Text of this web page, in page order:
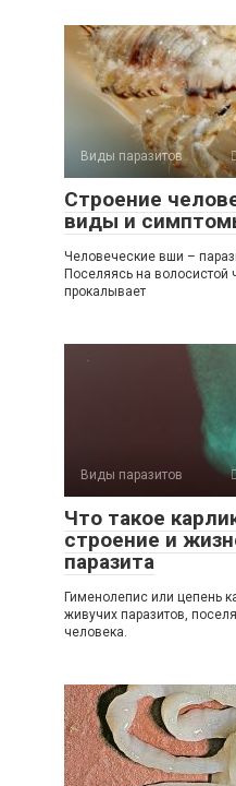
Виды паразитов
Строение
виды и
Человеческие вши –
Поселяясь на волосистой
прокалывает
Виды паразитов
Что такое
строение и
паразита
Гименолепис или цепень
живучих паразитов,
человека.